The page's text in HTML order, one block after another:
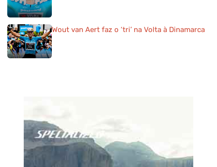
Wout van Aert faz o ‘tri’ na Volta à Dinamarca